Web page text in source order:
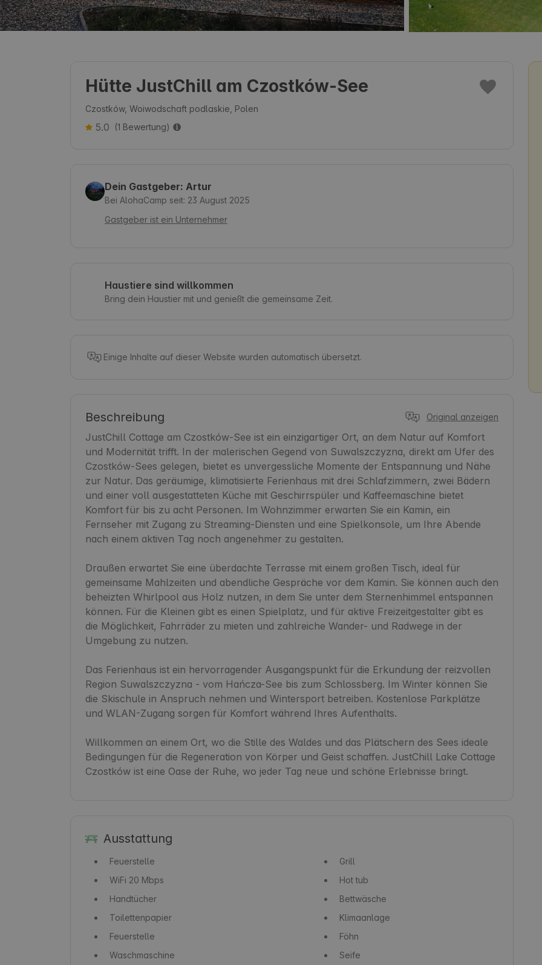
Hütte JustChill am Czostków-See
Czostków, Woiwodschaft podlaskie, Polen
5.0 (1 Bewertung)
Dein Gastgeber: Artur
Bei AlohaCamp seit: 23 August 2025
Gastgeber ist ein Unternehmer
Haustiere sind willkommen
Bring dein Haustier mit und genießt die gemeinsame Zeit.
Einige Inhalte auf dieser Website wurden automatisch übersetzt.
Beschreibung Original anzeigen
JustChill Cottage am Czostków-See ist ein einzigartiger Ort, an dem Natur auf Komfort
und Modernität trifft. In der malerischen Gegend von Suwalszczyzna, direkt am Ufer des
Czostków-Sees gelegen, bietet es unvergessliche Momente der Entspannung und Nähe
zur Natur. Das geräumige, klimatisierte Ferienhaus mit drei Schlafzimmern, zwei Bädern
und einer voll ausgestatteten Küche mit Geschirrspüler und Kaffeemaschine bietet
Komfort für bis zu acht Personen. Im Wohnzimmer erwarten Sie ein Kamin, ein
Fernseher mit Zugang zu Streaming-Diensten und eine Spielkonsole, um Ihre Abende
nach einem aktiven Tag noch angenehmer zu gestalten.
Draußen erwartet Sie eine überdachte Terrasse mit einem großen Tisch, ideal für
gemeinsame Mahlzeiten und abendliche Gespräche vor dem Kamin. Sie können auch den
beheizten Whirlpool aus Holz nutzen, in dem Sie unter dem Sternenhimmel entspannen
können. Für die Kleinen gibt es einen Spielplatz, und für aktive Freizeitgestalter gibt es
die Möglichkeit, Fahrräder zu mieten und zahlreiche Wander- und Radwege in der
Umgebung zu nutzen.
Das Ferienhaus ist ein hervorragender Ausgangspunkt für die Erkundung der reizvollen
Region Suwalszczyzna - vom Hańcza-See bis zum Schlossberg. Im Winter können Sie
die Skischule in Anspruch nehmen und Wintersport betreiben. Kostenlose Parkplätze
und WLAN-Zugang sorgen für Komfort während Ihres Aufenthalts.
Willkommen an einem Ort, wo die Stille des Waldes und das Plätschern des Sees ideale
Bedingungen für die Regeneration von Körper und Geist schaffen. JustChill Lake Cottage
Czostków ist eine Oase der Ruhe, wo jeder Tag neue und schöne Erlebnisse bringt.
Ausstattung
Feuerstelle
Grill
WiFi 20 Mbps
Hot tub
Handtücher
Bettwäsche
Toilettenpapier
Klimaanlage
Feuerstelle
Föhn
Waschmaschine
Seife